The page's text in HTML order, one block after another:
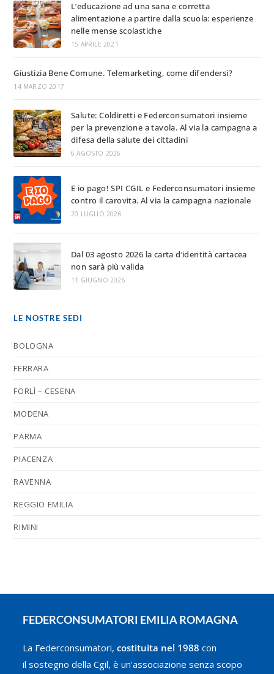
L’educazione ad una sana e corretta
alimentazione a partire dalla scuola: esperienze
nelle mense scolastiche
15 APRILE 2021
Giustizia Bene Comune. Telemarketing, come difendersi?
14 MARZO 2017
Salute: Coldiretti e Federconsumatori insieme
per la prevenzione a tavola. Al via la campagna a
difesa della salute dei cittadini
6 AGOSTO 2026
E io pago! SPI CGIL e Federconsumatori insieme
contro il carovita. Al via la campagna nazionale
20 LUGLIO 2026
Dal 03 agosto 2026 la carta d’identità cartacea
non sarà più valida
11 GIUGNO 2026
LE NOSTRE SEDI
BOLOGNA
FERRARA
FORLÌ – CESENA
MODENA
PARMA
PIACENZA
RAVENNA
REGGIO EMILIA
RIMINI
FEDERCONSUMATORI EMILIA ROMAGNA
La Federconsumatori,costituita nel 1988con
il sostegno della Cgil, è un'associazione senza scopo